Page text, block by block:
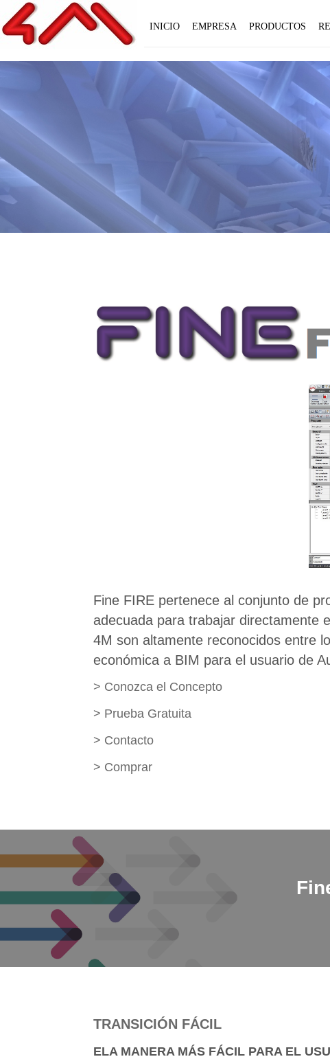
INICIO EMPRESA PRODUCTOS
Fine FIRE pertenece al conjunto de
adecuada para trabajar directamente
4M son altamente reconocidos entre
económica a BIM para el usuario de
> Conozca el Concepto
> Prueba Gratuita
> Contacto
> Comprar
TRANSICIÓN FÁCIL
ELA MANERA MÁS FÁCIL PARA EL